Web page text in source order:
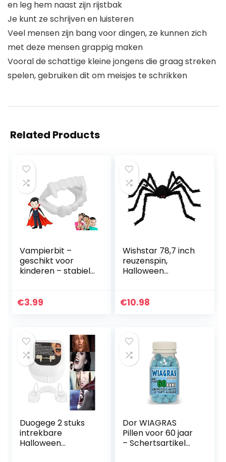
en leg hem naast zijn rijstbak
Je kunt ze schrijven en luisteren
Veel mensen zijn bang voor dingen, ze kunnen zich
met deze mensen grappig maken
Vooral de schattige kleine jongens die graag streken
spelen, gebruiken dit om meisjes te schrikken
Related Products
Vampierbit –
geschikt voor
kinderen – stabiel
Halloween Dracula
€3.99
Wishstar 78,7 inch
reuzenspin,
Halloween
Halloween
€10.98
Duogege 2 stuks
intrekbare
Halloween
Dor WIAGRAS
Pillen voor 60 jaar
– Schertsartikel